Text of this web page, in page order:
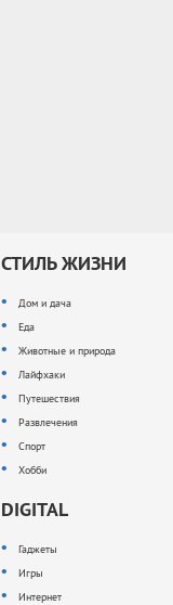
СТИЛЬ ЖИЗНИ
Дом и дача
Еда
Животные и природа
Лайфхаки
Путешествия
Развлечения
Спорт
Хобби
DIGITAL
Гаджеты
Игры
Интернет